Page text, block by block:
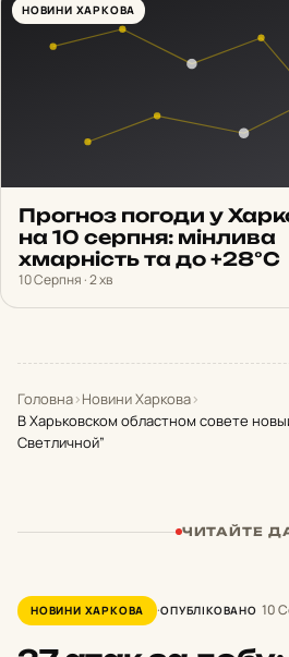
НОВИНИ ХАРКОВА
Прогноз погоди у
на 10 серпня: мінлива
хмарність та до +28°С
10 Серпня · 2 хв
Головна›Новини Харкова›
В Харьковском областном совете
Светличной”
ЧИТАЙТЕ
НОВИНИ ХАРКОВА ОПУБЛІКОВАНО 10